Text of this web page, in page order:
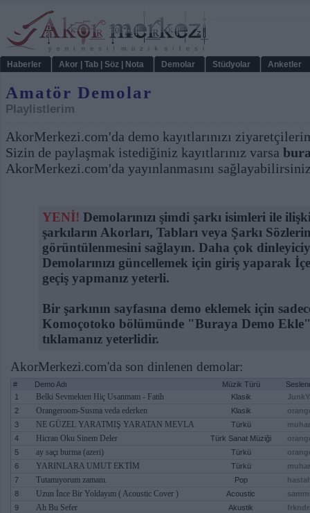
Haberler Akor | Tab | Söz | Nota Demolar Stüdyolar Anketler
Amatör Demolar
Playlistlerim
AkorMerkezi.com'da demo kayıtlarınızı
Sizin de paylaşmak istediğiniz kayıtlarınız varsa
AkorMerkezi.com'da yayınlanmasını
YENİ! Demolarınızı şimdi şarkı isimleri ile
şarkıların Akorları, Tabları veya Şarkı
görüntülenmesini sağlayın. Daha çok
Demolarınızı güncellemek için giriş yaparak
geçiş yapmanız yeterli.
Bir şarkının sayfasına demo eklemek için
Komoçotoko bölümünde "Buraya Demo Ekle"
tıklamanız yeterlidir.
AkorMerkezi.com'da son dinlenen demolar:
# Demo Adı Müzik Türü
1
Belki Sevmekten Hiç Usanmam - Fatih Klasik
2
Orangeroom-Susma veda ederken Klasik
3
NE GÜZEL YARATMIŞ YARATAN MEVLA Türkü
4
Hicran Oku Sinem Deler Türk Sanat Müziği
5
ay saçı burma (azeri) Türkü
6
YARINLARA UMUT EKTİM Türkü
7
Tutamıyorum zamanı. Pop
8
Uzun İnce Bir Yoldayım ( Acoustic Cover ) Acoustic
9
Ah Bu Sefer Akustik